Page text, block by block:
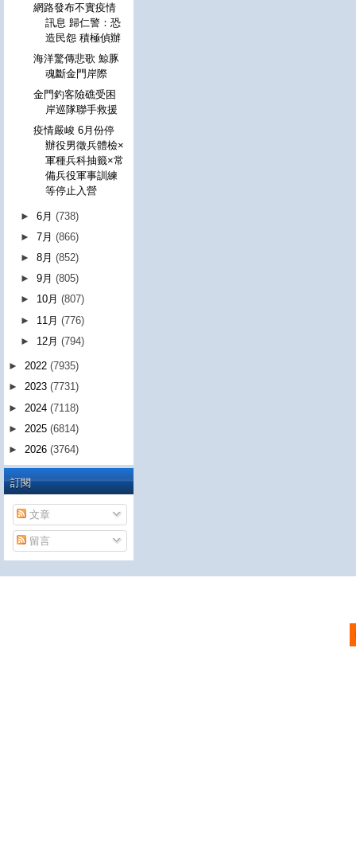
網路發布不實疫情
訊息 歸仁警：恐
造民怨 積極偵辦
海洋驚傳悲歌 鯨豚
魂斷金門岸際
金門釣客險礁受困
岸巡隊聯手救援
疫情嚴峻 6月份停
辦役男徵兵體檢×
軍種兵科抽籤×常
備兵役軍事訓練
等停止入營
►6月(738)
►7月(866)
►8月(852)
►9月(805)
► 10月(807)
► 11月(776)
► 12月(794)
► 2022 (7935)
► 2023 (7731)
► 2024 (7118)
► 2025 (6814)
► 2026 (3764)
訂閱
文章
留言